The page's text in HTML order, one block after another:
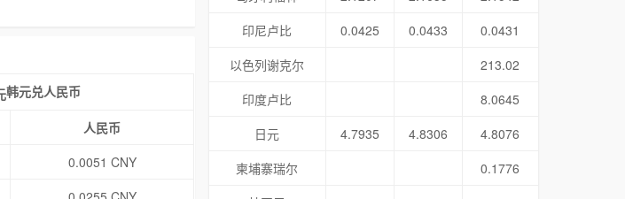
韩元兑人民币
人民币
0.0051 CNY
印尼卢比
0.0425 0.0433
0.0431
以色列谢克尔
213.02
印度卢比
8.0645
日元
4.7935 4.8306
4.8076
柬埔寨瑞尔
0.1776